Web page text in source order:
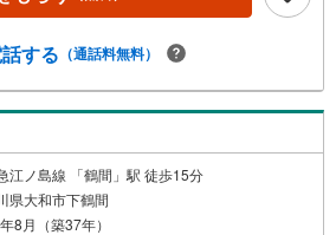
30分～）〇周辺環境のご紹介（30分～）■
私達は様々なご要望にお応え致します！
ス予防対策実施中】〇ご入店時の検温とア
設置しております〇接客ブースでは、お席
り広くお取りします〇全営業車に乗降車時
ート等を常備しております〇物件見学用に
パ・使い捨て手袋をご用意します。
する （通話料無料）
江ノ島線 「鶴間」駅 徒歩15分
県大和市下鶴間
8月（築37年）